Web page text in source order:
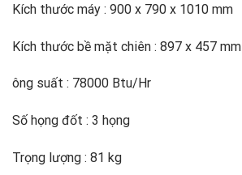
Kích thước máy : 900 x 790 x 1010 mm
Kích thước bề mặt chiên : 897 x 457 mm
ông suất : 78000 Btu/Hr
Số họng đốt : 3 họng
Trọng lượng : 81 kg